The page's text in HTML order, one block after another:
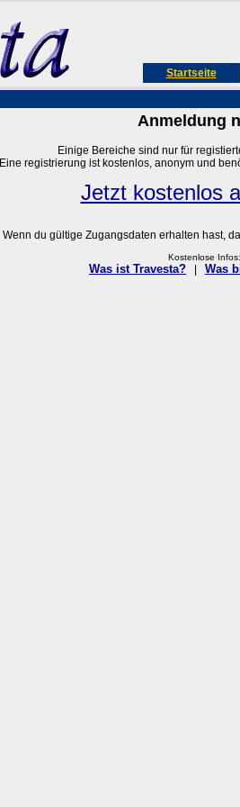
Startseite
Anmeldung
Einige Bereiche sind nur für
Eine registrierung ist kostenlos, anonym und
Jetzt kostenlos
Wenn du gültige Zugangsdaten erhalten hast,
Kostenlose Infos:
Was ist Travesta? Was